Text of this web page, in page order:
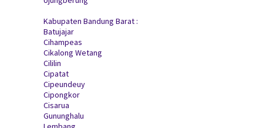
Kabupaten Bandung Barat :
Batujajar
Cihampeas
Cikalong Wetang
Cililin
Cipatat
Cipeundeuy
Cipongkor
Cisarua
Gununghalu